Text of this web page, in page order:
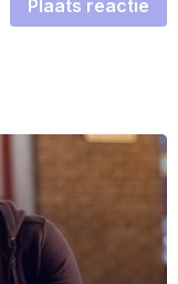
Plaats reactie